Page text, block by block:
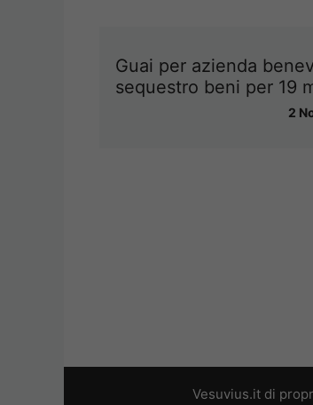
Guai per azienda
sequestro beni per 19
2
Vesuvius.it di